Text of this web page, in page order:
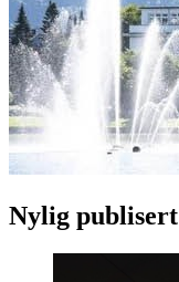
Nylig publisert